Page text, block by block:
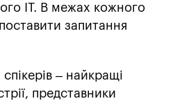
ІТ. В межах кожного
запитання
– найкращі
представники